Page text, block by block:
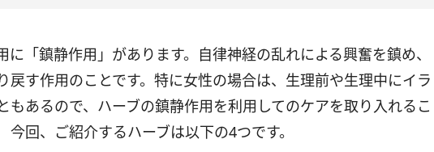
に「鎮静作用」があります。自律神経の乱れによる興奮を鎮め、
戻す作用のことです。特に女性の場合は、生理前や生理中にイラ
もあるので、ハーブの鎮静作用を利用してのケアを取り入れるこ
回、ご紹介するハーブは以下の4つです。